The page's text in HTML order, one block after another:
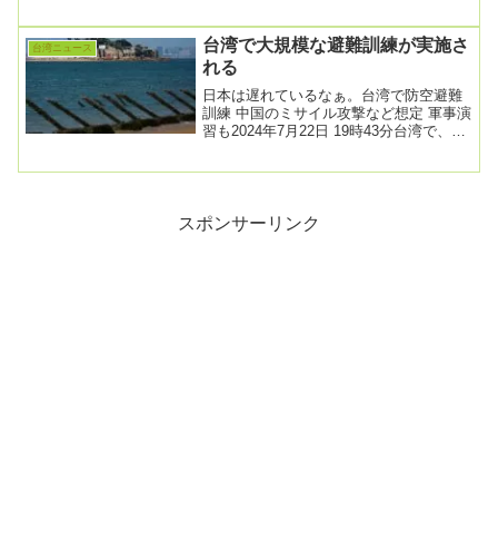
台湾ニュース
台湾で大規模な避難訓練が実施さ
れる
日本は遅れているなぁ。台湾で防空避難
訓練 中国のミサイル攻撃など想定 軍事演
習も2024年7月22日 19時43分台湾で、中
スポンサーリンク